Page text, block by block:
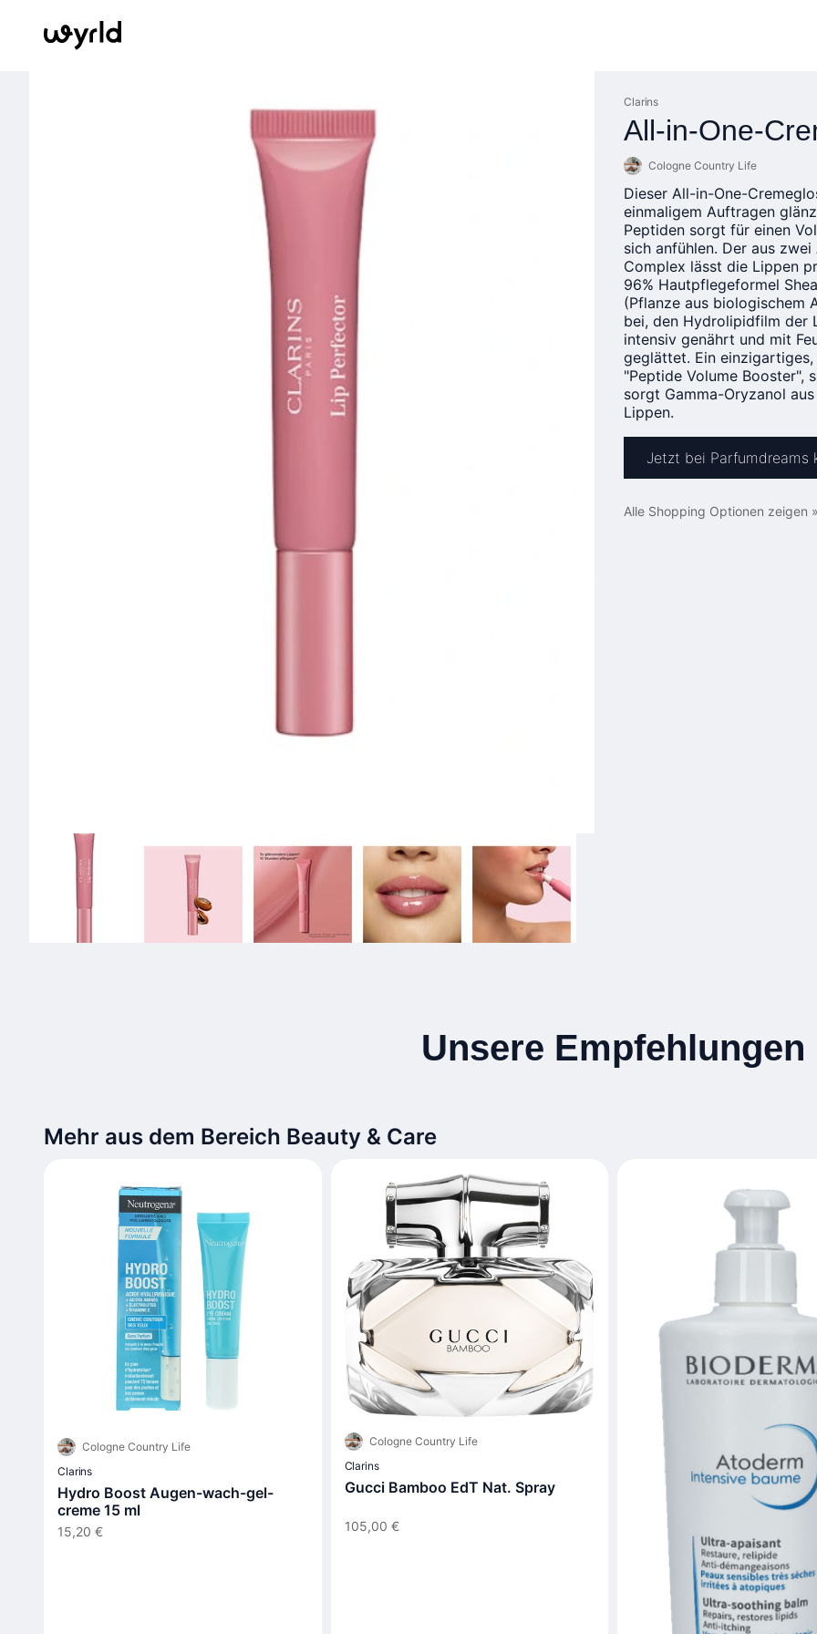
Clarins
All-in-One-
Cologne Country Life
Dieser All-in-One-
einmaligem Auftragen
Peptiden sorgt für einen
sich anfühlen. Der aus
Complex lässt die Lippen
96% Hautpflegeformel
(Pflanze aus biologischem
bei, den Hydrolipidfilm der
intensiv genährt und mit
geglättet. Ein
"Peptide Volume Booster",
sorgt Gamma-Oryzanol
Lippen.
Jetzt bei Parfumdreams
Alle Shopping Optionen zeigen »
Unsere Empfehlungen
Mehr aus dem Bereich Beauty & Care
Cologne Country Life
Clarins
Hydro Boost Augen-wach-gel-
creme 15 ml
15,20 €
Cologne Country Life
Clarins
Gucci Bamboo EdT Nat. Spray
105,00 €